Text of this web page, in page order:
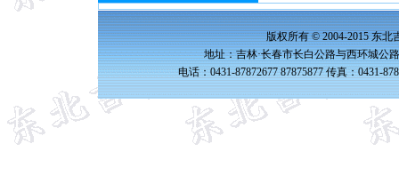
版权所有 © 2004-2015 东北
地址：吉林·长春市长白公路与西环城公
电话：0431-87872677 87875877 传真：0431-